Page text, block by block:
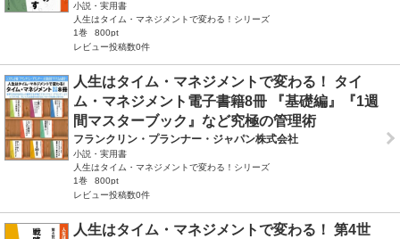
小説・実用書
人生はタイム・マネジメントで変わる！シリーズ
1巻
800pt
レビュー投稿数0件
人生はタイム・マネジメントで変わる！ タイ
ム・マネジメント電子書籍8冊 『基礎編』『1週
間マスターブック』など究極の管理術
フランクリン・プランナー・ジャパン株式会社
小説・実用書
人生はタイム・マネジメントで変わる！シリーズ
1巻
800pt
レビュー投稿数0件
人生はタイム・マネジメントで変わる！ 第4世